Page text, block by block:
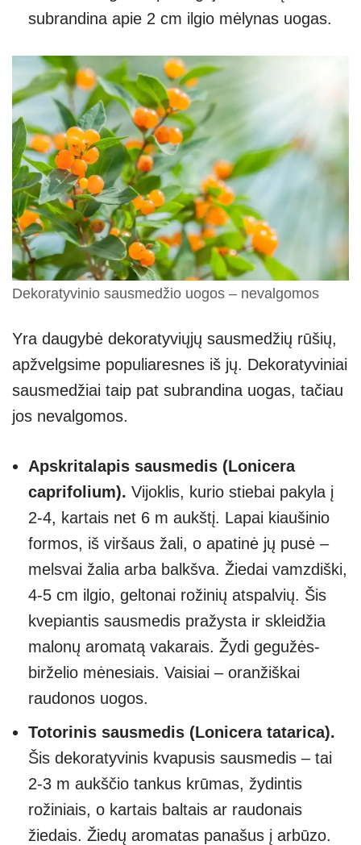
subrandina apie 2 cm ilgio mėlynas uogas.
Dekoratyvinio sausmedžio uogos – nevalgomos
Yra daugybė dekoratyviųjų sausmedžių rūšių,
apžvelgsime populiaresnes iš jų. Dekoratyviniai
sausmedžiai taip pat subrandina uogas, tačiau
jos nevalgomos.
Apskritalapis sausmedis (Lonicera
caprifolium). Vijoklis, kurio stiebai pakyla į
2-4, kartais net 6 m aukštį. Lapai kiaušinio
formos, iš viršaus žali, o apatinė jų pusė –
melsvai žalia arba balkšva. Žiedai vamzdiški,
4-5 cm ilgio, geltonai rožinių atspalvių. Šis
kvepiantis sausmedis pražysta ir skleidžia
malonų aromatą vakarais. Žydi gegužės-
birželio mėnesiais. Vaisiai – oranžiškai
raudonos uogos.
Totorinis sausmedis (Lonicera tatarica).
Šis dekoratyvinis kvapusis sausmedis – tai
2-3 m aukščio tankus krūmas, žydintis
rožiniais, o kartais baltais ar raudonais
žiedais. Žiedų aromatas panašus į arbūzo.